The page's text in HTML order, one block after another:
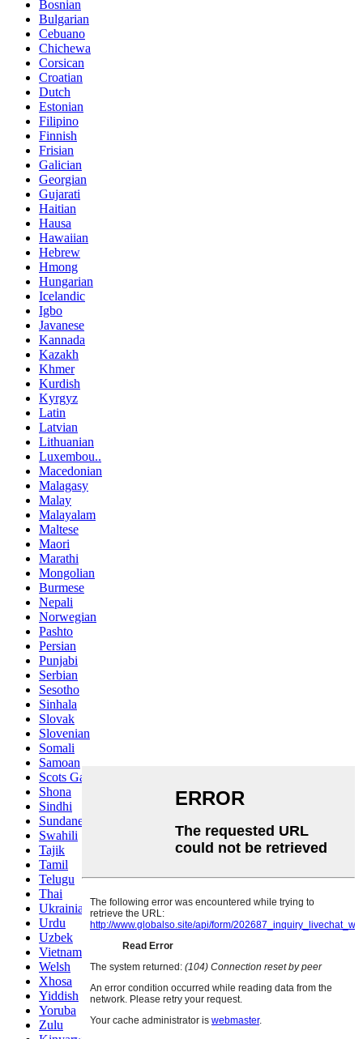
Bosnian
Bulgarian
Cebuano
Chichewa
Corsican
Croatian
Dutch
Estonian
Filipino
Finnish
Frisian
Galician
Georgian
Gujarati
Haitian
Hausa
Hawaiian
Hebrew
Hmong
Hungarian
Icelandic
Igbo
Javanese
Kannada
Kazakh
Khmer
Kurdish
Kyrgyz
Latin
Latvian
Lithuanian
Luxembou..
Macedonian
Malagasy
Malay
Malayalam
Maltese
Maori
Marathi
Mongolian
Burmese
Nepali
Norwegian
Pashto
Persian
Punjabi
Serbian
Sesotho
Sinhala
Slovak
Slovenian
Somali
Samoan
Scots Gaelic
Shona
Sindhi
Sundanese
Swahili
Tajik
Tamil
Telugu
Thai
Ukrainian
Urdu
Uzbek
Vietnamese
Welsh
Xhosa
Yiddish
Yoruba
Zulu